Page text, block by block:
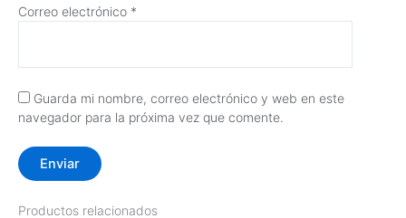
Correo electrónico *
Guarda mi nombre, correo electrónico y web en este
navegador para la próxima vez que comente.
Productos relacionados